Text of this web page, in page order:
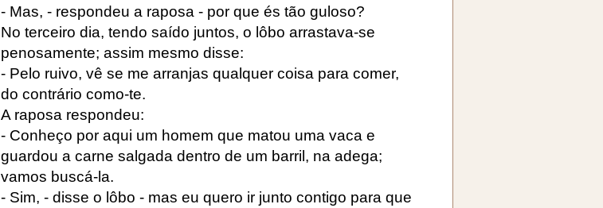
- Mas, - respondeu a raposa - por que és tão guloso?
No terceiro dia, tendo saído juntos, o lôbo arrastava-se
penosamente; assim mesmo disse:
- Pelo ruivo, vê se me arranjas qualquer coisa para comer,
do contrário como-te.
A raposa respondeu:
- Conheço por aqui um homem que matou uma vaca e
guardou a carne salgada dentro de um barril, na adega;
vamos buscá-la.
- Sim, - disse o lôbo - mas eu quero ir junto contigo para que